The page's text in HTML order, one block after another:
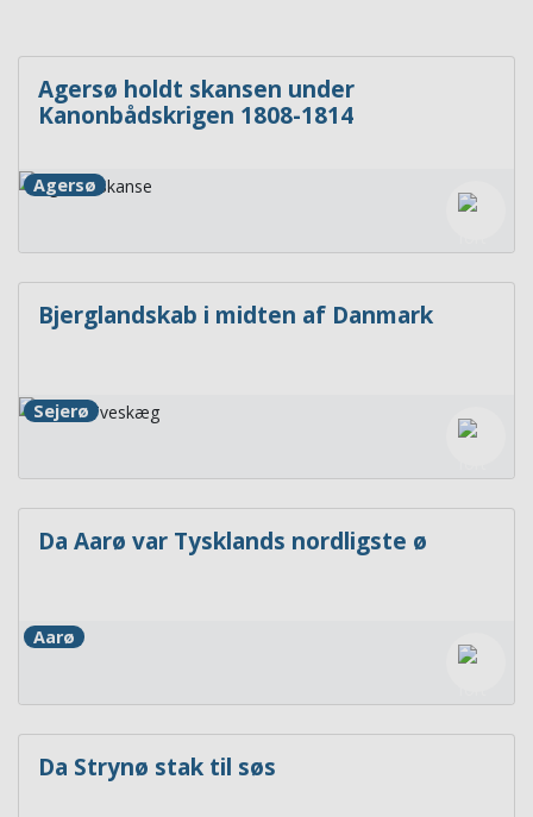
Agersø holdt skansen under
Kanonbådskrigen 1808-1814
Agersø
Bjerglandskab i midten af Danmark
Sejerø
Da Aarø var Tysklands nordligste ø
Aarø
Da Strynø stak til søs